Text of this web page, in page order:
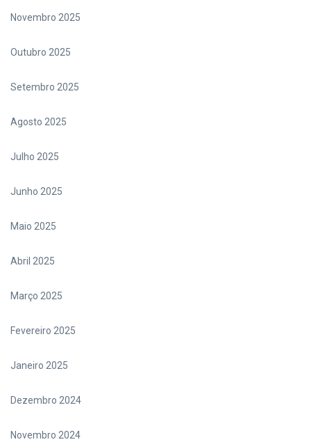
Novembro 2025
Outubro 2025
Setembro 2025
Agosto 2025
Julho 2025
Junho 2025
Maio 2025
Abril 2025
Março 2025
Fevereiro 2025
Janeiro 2025
Dezembro 2024
Novembro 2024